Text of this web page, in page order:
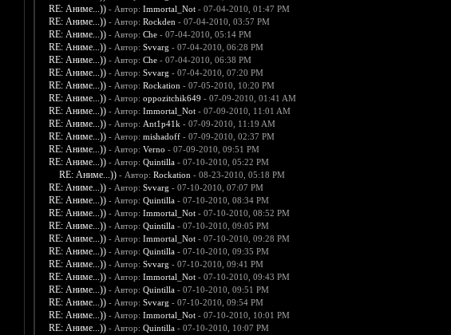
RE: Аниме...)) - Автор: Immortal_Not- 07-04-2010, 01:47 PM
RE: Аниме...)) - Автор: Rockden - 07-04-2010, 03:57 PM
RE: Аниме...)) - Автор: Che- 07-04-2010, 05:14 PM
RE: Аниме...)) - Автор: Svvarg - 07-04-2010, 06:28 PM
RE: Аниме...)) - Автор: Che- 07-04-2010, 06:38 PM
RE: Аниме...)) - Автор: Svvarg - 07-04-2010, 07:20 PM
RE: Аниме...)) - Автор: Rockation - 07-05-2010, 10:20 PM
RE: Аниме...)) - Автор: oppozitchik649 - 07-09-2010, 01:41 AM
RE: Аниме...)) - Автор: Immortal_Not- 07-09-2010, 11:01 AM
RE: Аниме...)) - Автор: Ant1p41k - 07-09-2010, 11:19 AM
RE: Аниме...)) - Автор: mishadoff- 07-09-2010, 02:37 PM
RE: Аниме...)) - Автор: Verno - 07-09-2010, 09:51 PM
RE: Аниме...)) - Автор: Quintilla- 07-10-2010, 05:22 PM
RE: Аниме...)) - Автор: Rockation - 08-23-2010, 05:18 PM
RE: Аниме...)) - Автор: Svvarg - 07-10-2010, 07:07 PM
RE: Аниме...)) - Автор: Quintilla- 07-10-2010, 08:34 PM
RE: Аниме...)) - Автор: Immortal_Not- 07-10-2010, 08:52 PM
RE: Аниме...)) - Автор: Quintilla- 07-10-2010, 09:05 PM
RE: Аниме...)) - Автор: Immortal_Not- 07-10-2010, 09:28 PM
RE: Аниме...)) - Автор: Quintilla- 07-10-2010, 09:35 PM
RE: Аниме...)) - Автор: Svvarg - 07-10-2010, 09:41 PM
RE: Аниме...)) - Автор: Immortal_Not- 07-10-2010, 09:43 PM
RE: Аниме...)) - Автор: Quintilla- 07-10-2010, 09:51 PM
RE: Аниме...)) - Автор: Svvarg - 07-10-2010, 09:54 PM
RE: Аниме...)) - Автор: Immortal_Not- 07-10-2010, 10:01 PM
RE: Аниме...)) - Автор: Quintilla- 07-10-2010, 10:07 PM